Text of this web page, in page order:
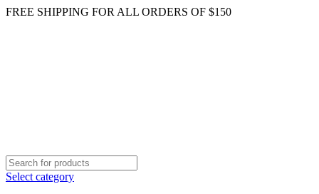
FREE SHIPPING FOR ALL ORDERS OF $150
Select category